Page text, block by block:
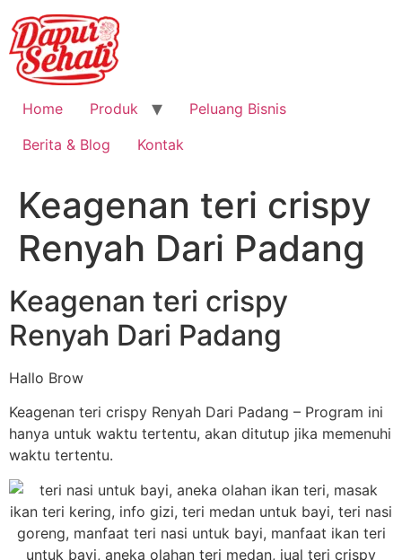
Home Produk
Peluang Bisnis
Berita & Blog
Kontak
Keagenan teri crispy
Renyah Dari Padang
Keagenan teri crispy
Renyah Dari Padang
Hallo Brow
Keagenan teri crispy Renyah Dari Padang – Program ini
hanya untuk waktu tertentu, akan ditutup jika memenuhi
waktu tertentu.